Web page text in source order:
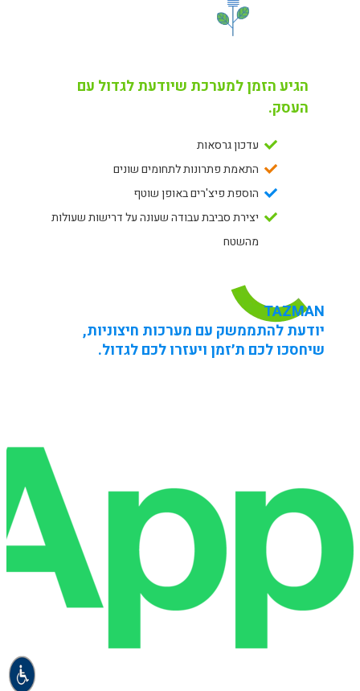
הגיע הזמן למערכת שיודעת לגדול עם
העסק.
עדכון גרסאות
התאמת פתרונות לתחומים שונים
הוספת פיצ'רים באופן שוטף
יצירת סביבת עבודה שעונה על דרישות שעולות
מהשטח
TAZMAN
יודעת להתממשק עם מערכות חיצוניות,
שיחסכו לכם ת׳זמן ויעזרו לכם לגדול.